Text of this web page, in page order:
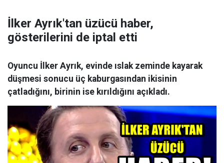
İlker Ayrık'tan üzücü haber,
gösterilerini de iptal etti
Oyuncu İlker Ayrık, evinde ıslak zeminde kayarak
düşmesi sonucu üç kaburgasından ikisinin
çatladığını, birinin ise kırıldığını açıkladı.